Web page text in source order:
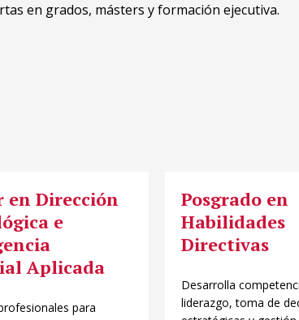
en grados, másters y formación ejecutiva.
en Dirección
e
Aplicada
para
Posgrado en
Habilidades
Directivas
Desarrolla
liderazgo, toma de